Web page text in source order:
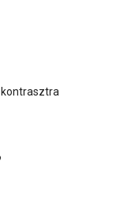
kontrasztra